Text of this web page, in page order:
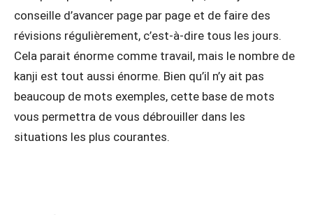
conseille d’avancer page par page et de faire des
révisions régulièrement, c’est-à-dire tous les jours.
Cela parait énorme comme travail, mais le nombre de
kanji est tout aussi énorme. Bien qu’il n’y ait pas
beaucoup de mots exemples, cette base de mots
vous permettra de vous débrouiller dans les
situations les plus courantes.